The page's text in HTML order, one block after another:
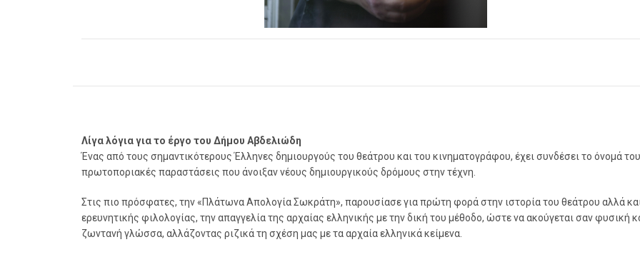
Λίγα λόγια για το έργο του Δήμου Αβδελιώδη
Ένας από τους σημαντικότερους Έλληνες δημιουργούς του θεάτρου και του κινηματογράφου, έχει συνδέσει το όνομά
πρωτοποριακές παραστάσεις που άνοιξαν νέους δημιουργικούς δρόμους στην τέχνη.
Στις πιο πρόσφατες, την «Πλάτωνα Απολογία Σωκράτη», παρουσίασε για πρώτη φορά στην ιστορία του θεάτρου αλλά
ερευνητικής φιλολογίας, την απαγγελία της αρχαίας ελληνικής με την δική του μέθοδο, ώστε να ακούγεται σαν φυσική
ζωντανή γλώσσα, αλλάζοντας ριζικά τη σχέση μας με τα αρχαία ελληνικά κείμενα.